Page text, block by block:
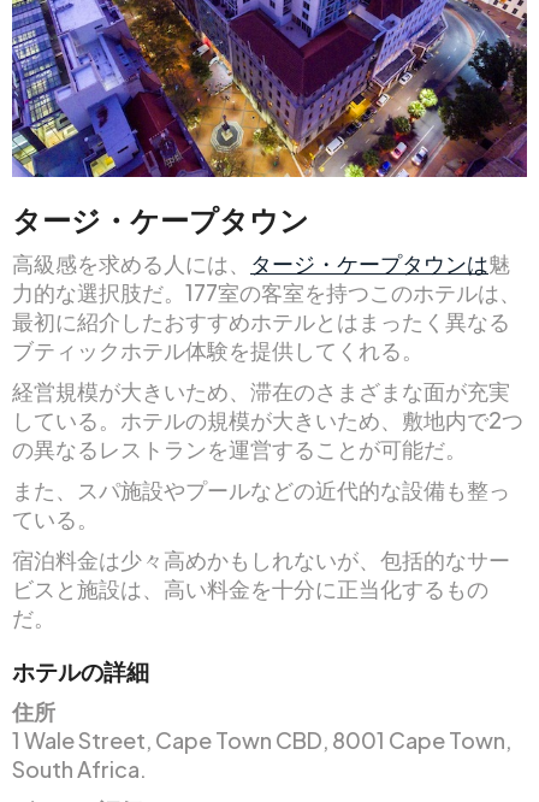
タージ・ケープタウン
高級感を求める人には、 タージ・ケープタウンは魅
力的な選択肢だ。177室の客室を持つこのホテルは、
最初に紹介したおすすめホテルとはまったく異なる
ブティックホテル体験を提供してくれる。
経営規模が大きいため、滞在のさまざまな面が充実
している。ホテルの規模が大きいため、敷地内で2つ
の異なるレストランを運営することが可能だ。
また、スパ施設やプールなどの近代的な設備も整っ
ている。
宿泊料金は少々高めかもしれないが、包括的なサー
ビスと施設は、高い料金を十分に正当化するもの
だ。
ホテルの詳細
住所
1 Wale Street, Cape Town CBD, 8001 Cape Town,
South Africa.